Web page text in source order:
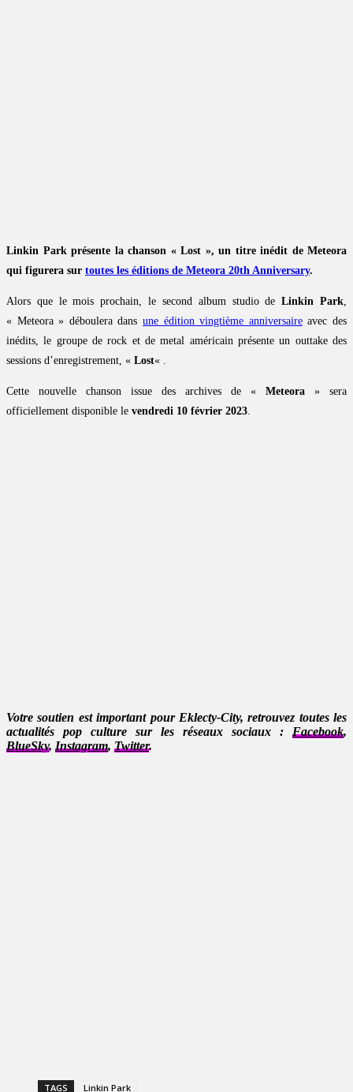
Linkin Park présente la chanson « Lost », un titre inédit de Meteora
qui figurera sur toutes les éditions de Meteora 20th Anniversary.
Alors que le mois prochain, le second album studio deLinkin Park,
« Meteora » déboulera dans une édition vingtième anniversaireavec des
inédits, le groupe de rock et de metal américain présente un outtake des
sessions d’enregistrement, « Lost« .
Cette nouvelle chanson issue des archives de « Meteora » sera
officiellement disponible le vendredi 10 février 2023.
Votre soutien est important pour Eklecty-City, retrouvez toutes les
actualités pop culture sur les réseaux sociaux : Facebook,
BlueSky, Instagram, Twitter.
TAGS Linkin Park